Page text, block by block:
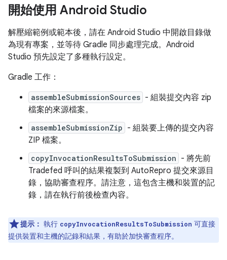
開始使用 Android Studio
解壓縮範例或範本後，請在 Android Studio 中開啟目錄做
為現有專案，並等待 Gradle 同步處理完成。Android
Studio 預先設定了多種執行設定。
Gradle 工作：
assembleSubmissionSources - 組裝提交內容 zip
檔案的來源檔案。
assembleSubmissionZip - 組裝要上傳的提交內容
ZIP 檔案。
copyInvocationResultsToSubmission - 將先前
Tradefed 呼叫的結果複製到 AutoRepro 提交來源目
錄，協助審查程序。請注意，這包含主機和裝置的記
錄，請在執行前後檢查內容。
提示： 執行 copyInvocationResultsToSubmission 可直接
提供裝置和主機的記錄和結果，有助於加快審查程序。